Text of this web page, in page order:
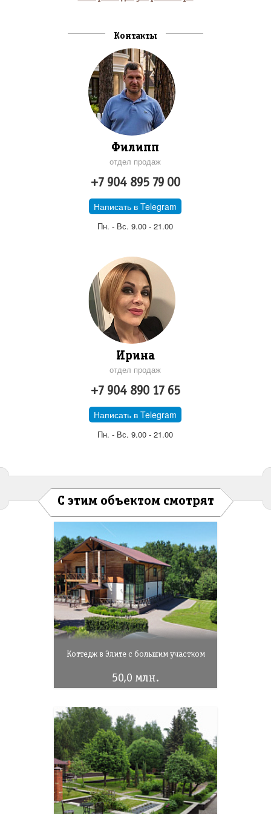
Контакты
Филипп
отдел продаж
+7 904 895 79 00
Написать в Telegram
Пн. - Вс. 9.00 - 21.00
Ирина
отдел продаж
+7 904 890 17 65
Написать в Telegram
Пн. - Вс. 9.00 - 21.00
С этим объектом смотрят
Коттедж в Элите с большим участком
50,0 млн.